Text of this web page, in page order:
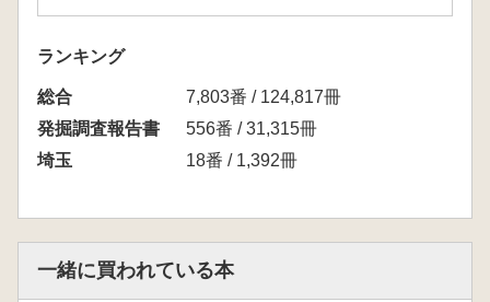
ランキング
総合
7,803番 / 124,817冊
発掘調査報告書
556番 / 31,315冊
埼玉
18番 / 1,392冊
一緒に買われている本